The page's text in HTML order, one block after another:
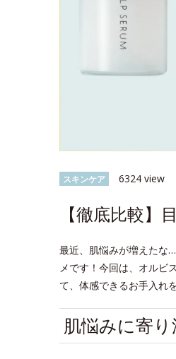
スキンケア 6324 view
【徹底比較】
最近、肌悩みが増えたな
メです！今回は、オルビ
て、体感できるお手入れ
肌悩みに寄